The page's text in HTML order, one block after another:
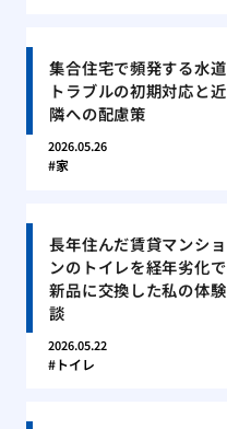
集合住宅で頻発する水道
トラブルの初期対応と近
隣への配慮策
2026.05.26
家
長年住んだ賃貸マンショ
ンのトイレを経年劣化で
新品に交換した私の体験
談
2026.05.22
トイレ